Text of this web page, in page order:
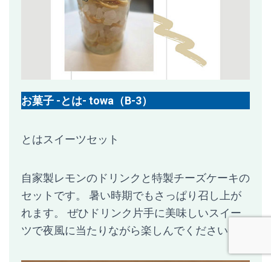
お菓子 -とは- towa（B-3）
とはスイーツセット
自家製レモンのドリンクと特製チーズケーキの
セットです。 暑い時期でもさっぱり召し上が
れます。 ぜひドリンク片手に美味しいスイー
ツで夜風に当たりながら楽しんでくださいね。